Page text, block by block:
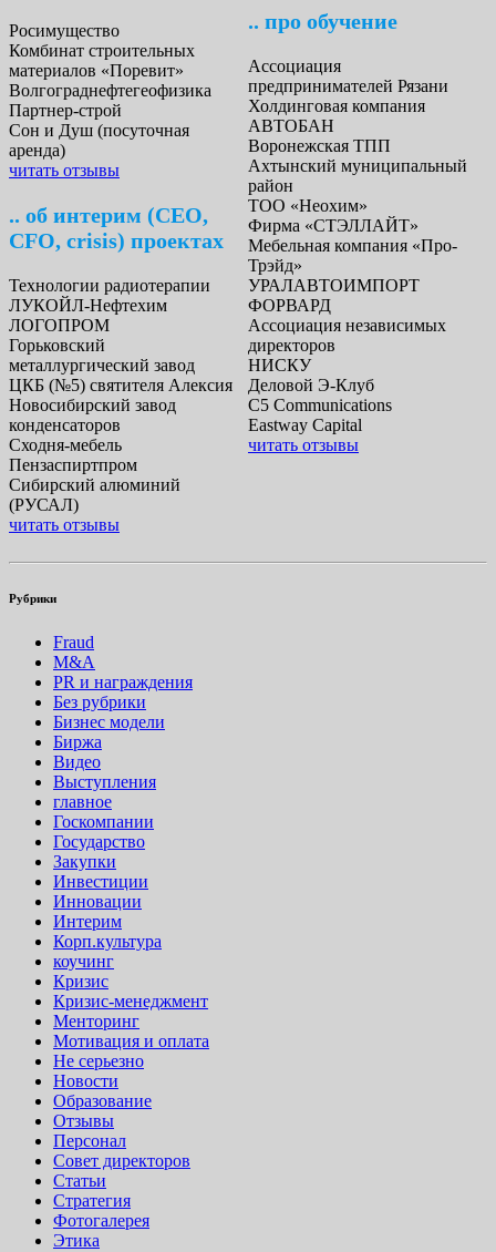
Росимущество
Комбинат строительных
материалов «Поревит»
Волгограднефтегеофизика
Партнер-строй
Сон и Душ (посуточная
аренда)
читать отзывы
.. об интерим (СЕО,
СFO, сrisis) проектах
Технологии радиотерапии
ЛУКОЙЛ-Нефтехим
ЛОГОПРОМ
Горьковский
металлургический завод
ЦКБ (№5) святителя Алексия
Новосибирский завод
конденсаторов
Сходня-мебель
Пензаспиртпром
Сибирский алюминий
(РУСАЛ)
читать отзывы
.. про обучение
Ассоциация
предпринимателей Рязани
Холдинговая компания
АВТОБАН
Воронежская ТПП
Ахтынский муниципальный
район
ТОО «Неохим»
Фирма «СТЭЛЛАЙТ»
Мебельная компания «Про-
Трэйд»
УРАЛАВТОИМПОРТ
ФОРВАРД
Ассоциация независимых
директоров
НИСКУ
Деловой Э-Клуб
C5 Communications
Eastway Capital
читать отзывы
Рубрики
Fraud
M&A
PR и награждения
Без рубрики
Бизнес модели
Биржа
Видео
Выступления
главное
Госкомпании
Государство
Закупки
Инвестиции
Инновации
Интерим
Корп.культура
коучинг
Кризис
Кризис-менеджмент
Менторинг
Мотивация и оплата
Не серьезно
Новости
Образование
Отзывы
Персонал
Совет директоров
Статьи
Стратегия
Фотогалерея
Этика